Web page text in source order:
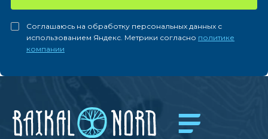
Соглашаюсь на обработку персональных данных с
использованием Яндекс. Метрики согласно политике
компании